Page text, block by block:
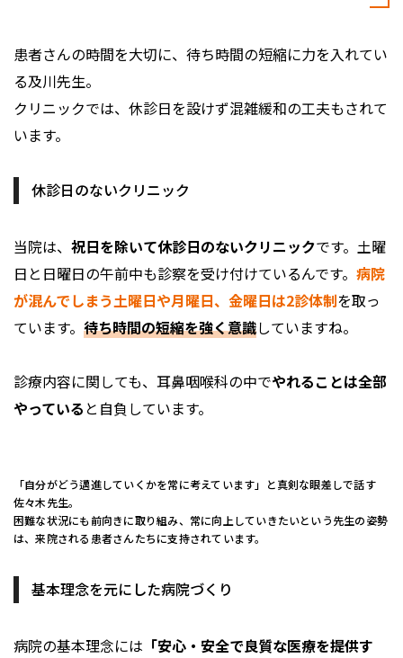
患者さんの時間を大切に、待ち時間の短縮に力を入れてい
る及川先生。
クリニックでは、休診日を設けず混雑緩和の工夫もされて
います。
休診日のないクリニック
当院は、 祝日を除いて休診日のないクリニックです。土曜
日と日曜日の午前中も診察を受け付けているんです。 病院
が混んでしまう土曜日や月曜日、金曜日は2診体制を取っ
ています。 待ち時間の短縮を強く意識していますね。
診療内容に関しても、耳鼻咽喉科の中でやれることは全部
やっている と自負しています。
「自分がどう邁進していくかを常に考えています」と真剣な眼差しで話す
佐々木先生。
困難な状況にも前向きに取り組み、常に向上していきたいという先生の姿勢
は、来院される患者さんたちに支持されています。
基本理念を元にした病院づくり
病院の基本理念には 「安心・安全で良質な医療を提供す